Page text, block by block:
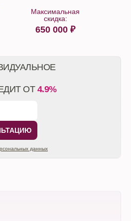
Максимальная
скидка:
650 000 ₽
ОТ 4.9%
данных